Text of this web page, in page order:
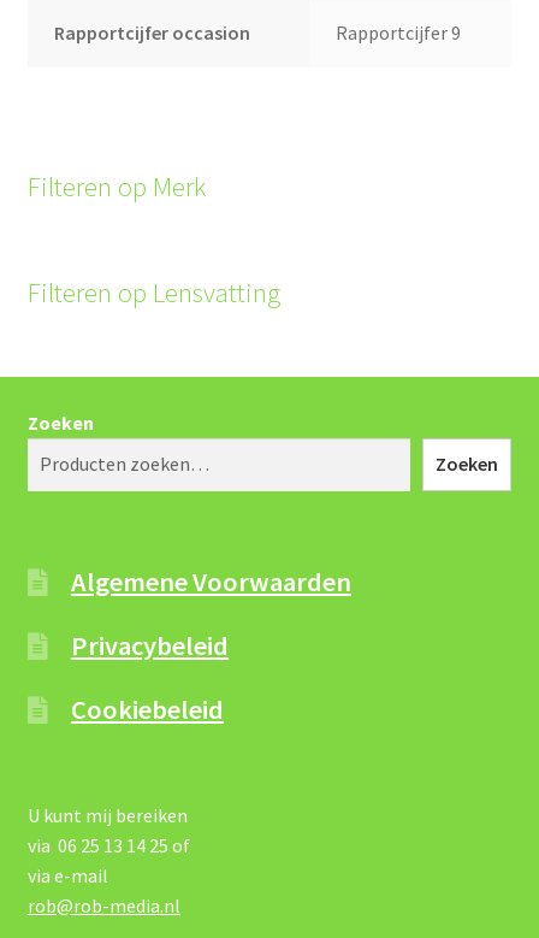
Rapportcijfer occasion Rapportcijfer 9
Filteren op Merk
Filteren op Lensvatting
Zoeken
Zoeken
Algemene Voorwaarden
Privacybeleid
Cookiebeleid
U kunt mij bereiken
via 06 25 13 14 25 of
via e-mail
rob@rob-media.nl